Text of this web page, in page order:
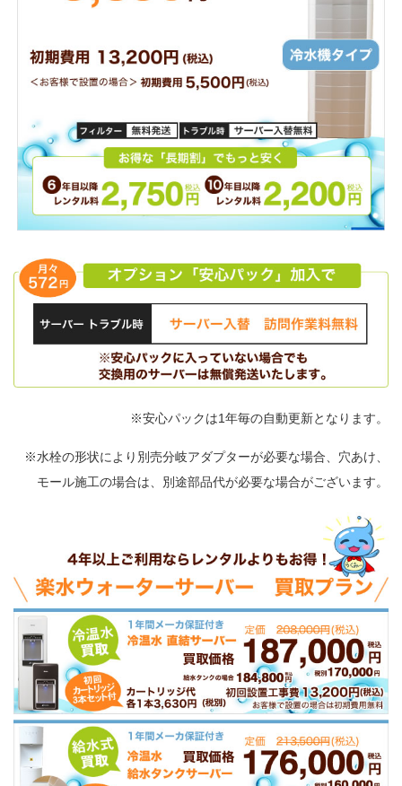
※安心パックは1年毎の自動更新となります。
※水栓の形状により別売分岐アダプターが必要な場合、穴あけ、
モール施工の場合は、別途部品代が必要な場合がございます。